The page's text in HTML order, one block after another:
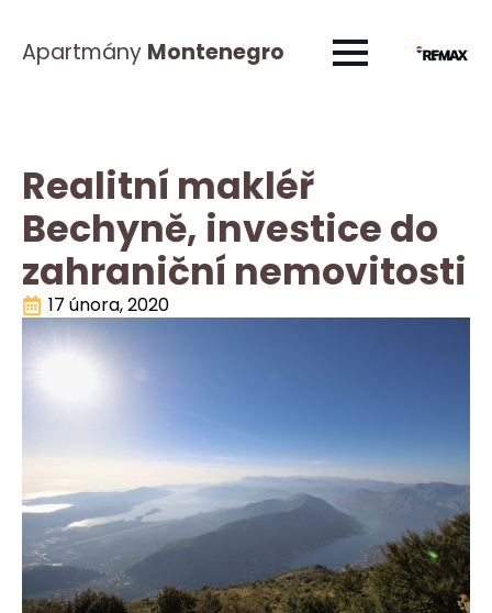
Apartmány Montenegro
Realitní makléř
Bechyně, investice do
zahraniční nemovitosti
17 února, 2020